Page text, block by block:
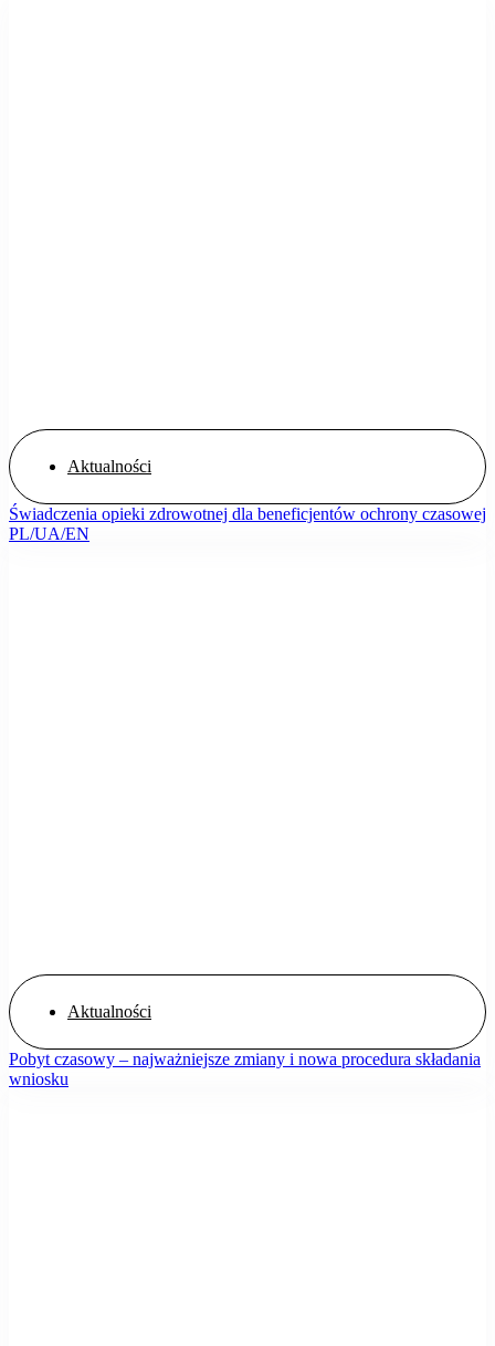
Aktualności
Świadczenia opieki zdrowotnej dla beneficjentów ochrony czasowej
PL/UA/EN
Aktualności
Pobyt czasowy – najważniejsze zmiany i nowa procedura składania
wniosku